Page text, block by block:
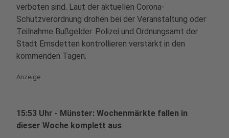
verboten sind. Laut der aktuellen Corona-
Schutzverordnung drohen bei der Veranstaltung oder
Teilnahme Bußgelder. Polizei und Ordnungsamt der
Stadt Emsdetten kontrollieren verstärkt in den
kommenden Tagen.
Anzeige
15:53 Uhr - Münster: Wochenmärkte fallen in
dieser Woche komplett aus